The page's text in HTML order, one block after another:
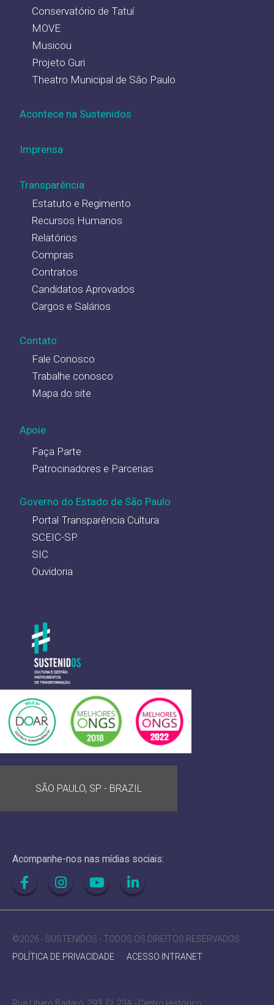
Conservatório de Tatuí
MOVE
Musicou
Projeto Guri
Theatro Municipal de São Paulo
Acontece na Sustenidos
Imprensa
Transparência
Estatuto e Regimento
Recursos Humanos
Relatórios
Compras
Contratos
Candidatos Aprovados
Cargos e Salários
Contato
Fale Conosco
Trabalhe conosco
Mapa do site
Apoie
Faça Parte
Patrocinadores e Parcerias
Governo do Estado de São Paulo
Portal Transparência Cultura
SCEIC-SP
SIC
Ouvidoria
SÃO PAULO, SP - BRAZIL
Acompanhe-nos nas mídias sociais:
©2026 - SUSTENIDOS - TODOS OS DIREITOS RESERVADOS
POLÍTICA DE PRIVACIDADE
ACESSO INTRANET